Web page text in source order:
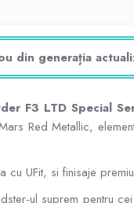
din generația
F3 LTD Special
Red Metallic,
UFit, si finisaje
ul suprem pentru